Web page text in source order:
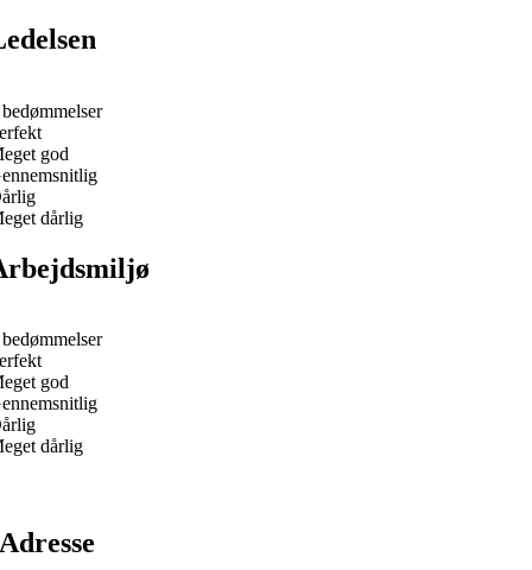
god
dårlig
god
dårlig
Adresse